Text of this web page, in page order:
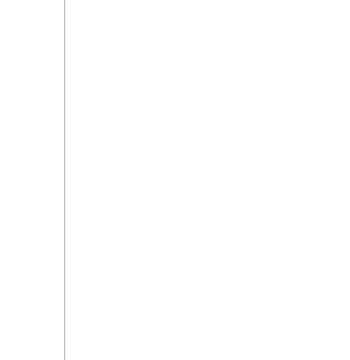
Si usas la API de
cambies tu